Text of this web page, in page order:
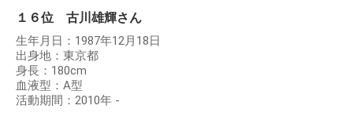
１６位 古川雄輝さん
生年月日：1987年12月18日
出身地：東京都
身長：180cm
血液型：A型
活動期間：2010年 -